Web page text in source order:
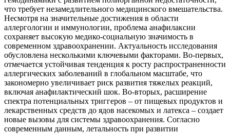
что требует незамедлительного медицинского вмешательства.
Несмотря на значительные достижения в области
аллергологии и иммунологии, проблема анафилаксии
сохраняет высокую медико-социальную значимость в
современном здравоохранении. Актуальность исследования
обусловлена несколькими ключевыми факторами. Во-первых,
отмечается устойчивая тенденция к росту распространенности
аллергических заболеваний в глобальном масштабе, что
закономерно увеличивает риск развития тяжелых реакций,
включая анафилактический шок. Во-вторых, расширение
спектра потенциальных триггеров – от пищевых продуктов и
лекарственных средств до ядов насекомых и латекса – создает
новые вызовы для системы здравоохранения. Согласно
современным данным, летальность при развитии